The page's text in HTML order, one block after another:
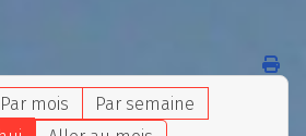
Par mois
Par semaine